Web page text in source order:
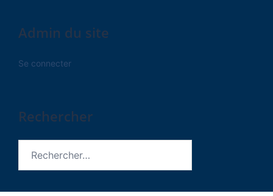
Admin du site
Se connecter
Rechercher